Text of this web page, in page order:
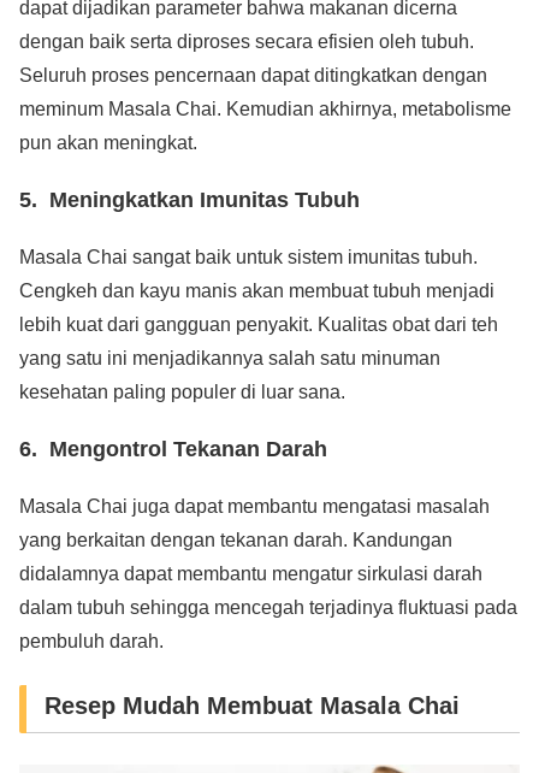
dapat dijadikan parameter bahwa makanan dicerna
dengan baik serta diproses secara efisien oleh tubuh.
Seluruh proses pencernaan dapat ditingkatkan dengan
meminum Masala Chai. Kemudian akhirnya, metabolisme
pun akan meningkat.
5. Meningkatkan Imunitas Tubuh
Masala Chai sangat baik untuk sistem imunitas tubuh.
Cengkeh dan kayu manis akan membuat tubuh menjadi
lebih kuat dari gangguan penyakit. Kualitas obat dari teh
yang satu ini menjadikannya salah satu minuman
kesehatan paling populer di luar sana.
6. Mengontrol Tekanan Darah
Masala Chai juga dapat membantu mengatasi masalah
yang berkaitan dengan tekanan darah. Kandungan
didalamnya dapat membantu mengatur sirkulasi darah
dalam tubuh sehingga mencegah terjadinya fluktuasi pada
pembuluh darah.
Resep Mudah Membuat Masala Chai